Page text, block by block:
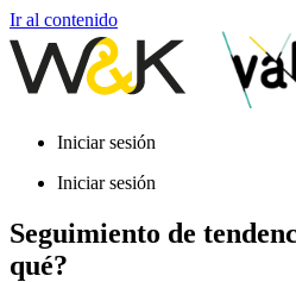
Ir al contenido
Iniciar sesión
Iniciar sesión
Seguimiento de
qué?